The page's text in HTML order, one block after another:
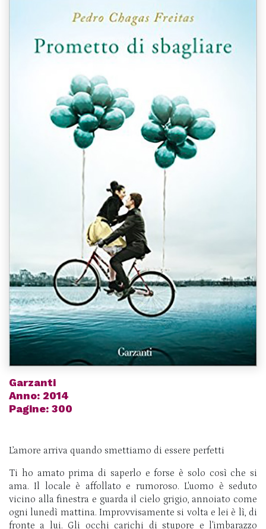
Garzanti
Anno: 2014
Pagine: 300
L’amore arriva quando smettiamo di essere perfetti
Ti ho amato prima di saperlo e forse è solo così che si
ama. Il locale è affollato e rumoroso. L'uomo è seduto
vicino alla finestra e guarda il cielo grigio, annoiato come
ogni lunedì mattina. Improvvisamente si volta e lei è lì, di
fronte a lui. Gli occhi carichi di stupore e l'imbarazzo